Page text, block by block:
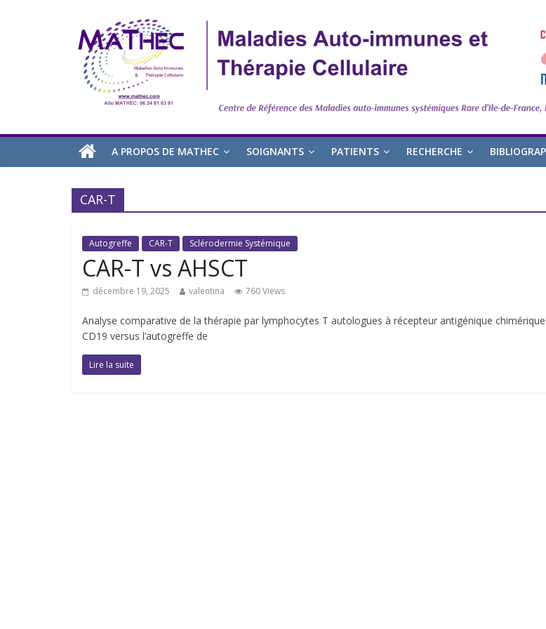
A PROPOS DE MATHEC SOIGNANTS PATIENTS RECHERCHE
CAR-T
Autogreffe CAR-T Sclérodermie Systémique
CAR-T vs AHSCT
décembre 19, 2025 valentina 760 Views
Analyse comparative de la thérapie par lymphocytes T autologues à récepteur antigénique chimérique
CD19 versus l’autogreffe de
Lire la suite